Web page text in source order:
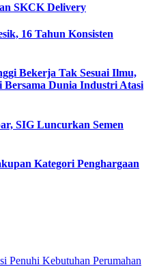
SKCK Delivery
16 Tahun Konsisten
Bekerja Tak Sesuai Ilmu,
Dunia Industri Atasi
SIG Luncurkan Semen
Kategori Penghargaan